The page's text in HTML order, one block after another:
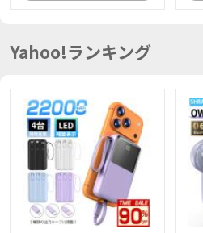
Yahoo!ランキング